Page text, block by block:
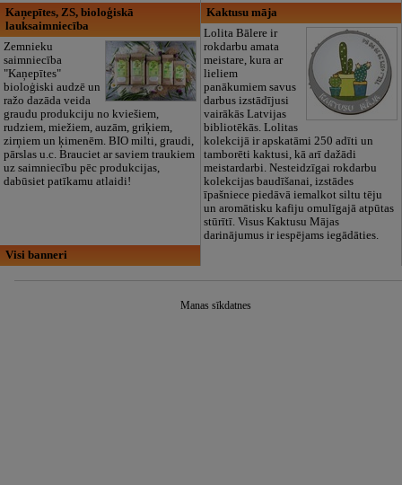
Kaņepītes, ZS, bioloģiskā
lauksaimniecība
Zemnieku
saimniecība
"Kaņepītes"
bioloģiski audzē un
ražo dazāda veida
graudu produkciju no kviešiem,
rudziem, miežiem, auzām, griķiem,
zirņiem un ķimenēm. BIO milti, graudi,
pārslas u.c. Brauciet ar saviem traukiem
uz saimniecību pēc produkcijas,
dabūsiet patīkamu atlaidi!
Kaktusu māja
Lolita Bālere ir
rokdarbu amata
meistare, kura ar
lieliem
panākumiem savus
darbus izstādījusi
vairākās Latvijas
bibliotēkās. Lolitas
kolekcijā ir apskatāmi 250 adīti un
tamborēti kaktusi, kā arī dažādi
meistardarbi. Nesteidzīgai rokdarbu
kolekcijas baudīšanai, izstādes
īpašniece piedāvā iemalkot siltu tēju
un aromātisku kafiju omulīgajā atpūtas
stūrītī. Visus Kaktusu Mājas
darinājumus ir iespējams iegādāties.
Visi banneri
Manas sīkdatnes